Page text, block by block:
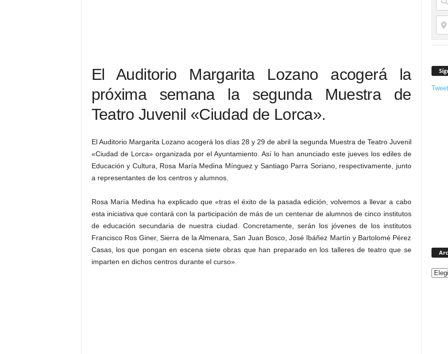
El Auditorio Margarita Lozano acogerá la
próxima semana la segunda Muestra de
Teatro Juvenil «Ciudad de Lorca».
El Auditorio Margarita Lozano acogerá los días 28 y 29 de abril la segunda Muestra de Teatro Juvenil
«Ciudad de Lorca» organizada por el Ayuntamiento. Así lo han anunciado este jueves los ediles de
Educación y Cultura, Rosa María Medina Mínguez y Santiago Parra Soriano, respectivamente, junto
a representantes de los centros y alumnos.
Rosa María Medina ha explicado que «tras el éxito de la pasada edición, volvemos a llevar a cabo
esta iniciativa que contará con la participación de más de un centenar de alumnos de cinco institutos
de educación secundaria de nuestra ciudad. Concretamente, serán los jóvenes de los institutos
Francisco Ros Giner, Sierra de la Almenara, San Juan Bosco, José Ibáñez Martín y Bartolomé Pérez
Casas, los que pongan en escena siete obras que han preparado en los talleres de teatro que se
imparten en dichos centros durante el curso».